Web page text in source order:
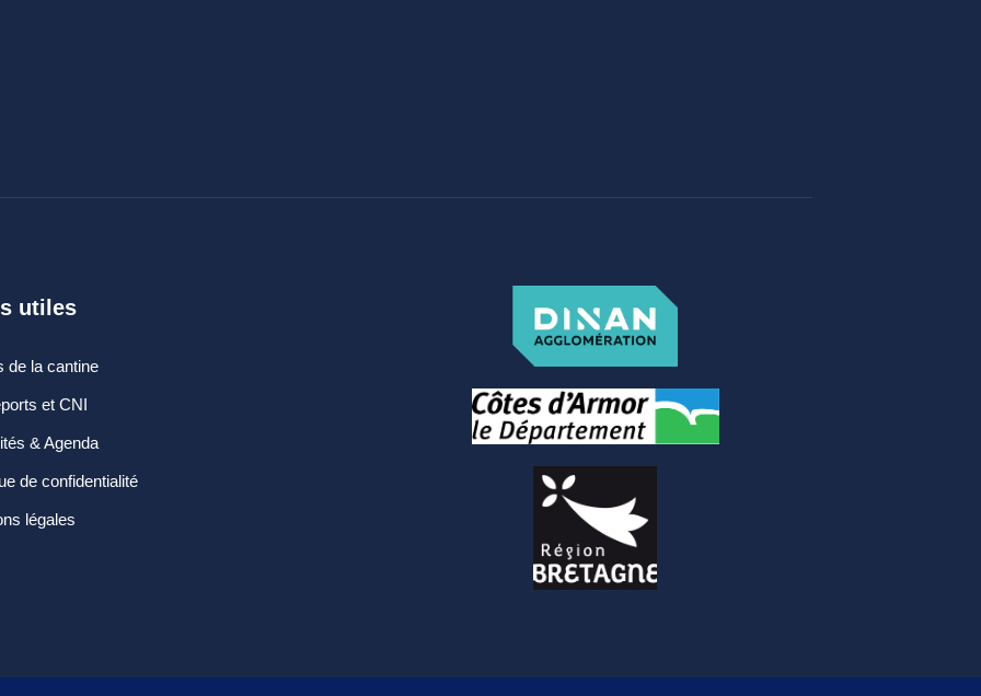
utiles
de la cantine
et CNI
& Agenda
de confidentialité
légales